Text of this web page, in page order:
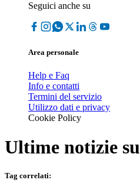
Seguici anche su
Area personale
Help e Faq
Info e contatti
Termini del servizio
Utilizzo dati e privacy
Cookie Policy
Ultime notizie su
Tag correlati: